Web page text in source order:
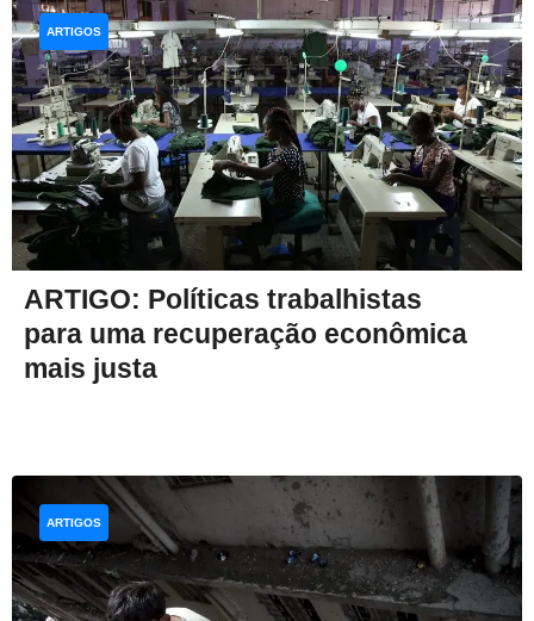
ARTIGO: Políticas trabalhistas
para uma recuperação econômica
mais justa
ARTIGOS
ARTIGOS